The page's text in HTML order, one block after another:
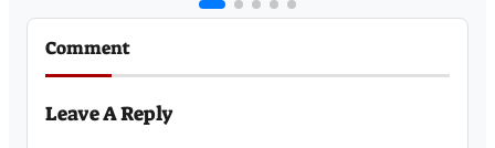
Comment
Leave A Reply